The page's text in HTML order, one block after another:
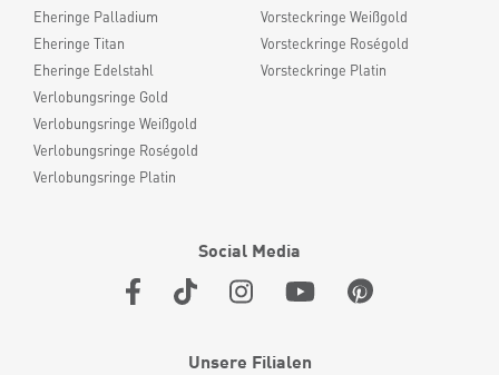
Eheringe Palladium
Eheringe Titan
Eheringe Edelstahl
Verlobungsringe Gold
Verlobungsringe Weißgold
Verlobungsringe Roségold
Verlobungsringe Platin
Vorsteckringe Weißgold
Vorsteckringe Roségold
Vorsteckringe Platin
Social Media
Unsere Filialen